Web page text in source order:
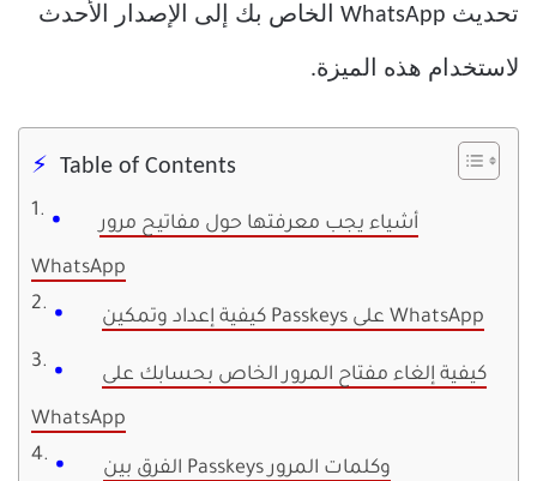
تحديث WhatsApp الخاص بك إلى الإصدار الأحدث
لاستخدام هذه الميزة.
Table of Contents
أشياء يجب معرفتها حول مفاتيح مرور
WhatsApp
كيفية إعداد وتمكين Passkeys على WhatsApp
كيفية إلغاء مفتاح المرور الخاص بحسابك على
WhatsApp
الفرق بين Passkeys وكلمات المرور